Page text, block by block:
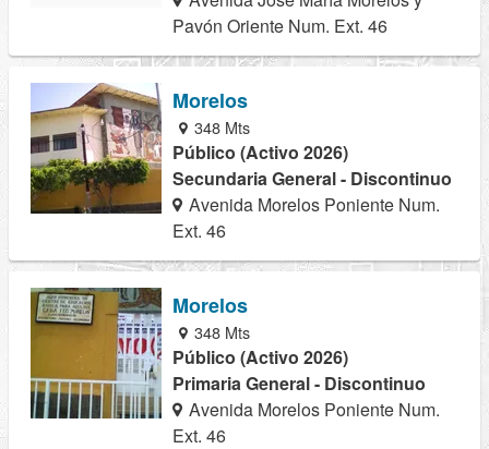
Pavón Oriente Num. Ext. 46
Morelos
348 Mts
Público (Activo 2026)
Secundaria General - Discontinuo
Avenida Morelos Poniente Num.
Ext. 46
Morelos
348 Mts
Público (Activo 2026)
Primaria General - Discontinuo
Avenida Morelos Poniente Num.
Ext. 46